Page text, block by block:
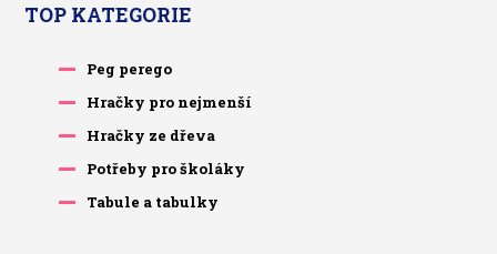
TOP KATEGORIE
Peg perego
Hračky pro nejmenší
Hračky ze dřeva
Potřeby pro školáky
Tabule a tabulky